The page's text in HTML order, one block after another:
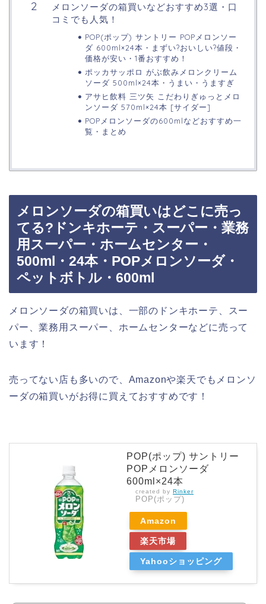
メロンソーダの箱買いなどおすすめ3選・口
コミでも人気！
POP(ポップ) サントリー POPメロンソー
ダ 600ml×24本・まずい?おいしい?値段・
価格が安い・1番おすすめ！
ポッカサッポロ がぶ飲みメロンクリーム
ソーダ 500ml×24本・うまい・うますぎ
アサヒ飲料 三ツ矢 こだわりぎゅっとメロ
ンソーダ 570ml×24本 [サイダー]
POPメロンソーダの600mlなどおすすめ一
覧・まとめ
メロンソーダの箱買いはどこに売っ
てる?ドンキホーテ・スーパー・業務
用スーパー・ホームセンター・
500ml・24本・POPメロンソーダ・
ペットボトル・600ml
メロンソーダの箱買いは、一部のドンキホーテ、スー
パー、業務用スーパー、ホームセンターなどに売って
います！
売ってない店も多いので、Amazonや楽天でもメロンソ
ーダの箱買いがお得に買えておすすめです！
POP(ポップ) サントリー
POPメロンソーダ
600ml×24本
created by Rinker
POP(ポップ)
Amazon
楽天市場
Yahooショッピング